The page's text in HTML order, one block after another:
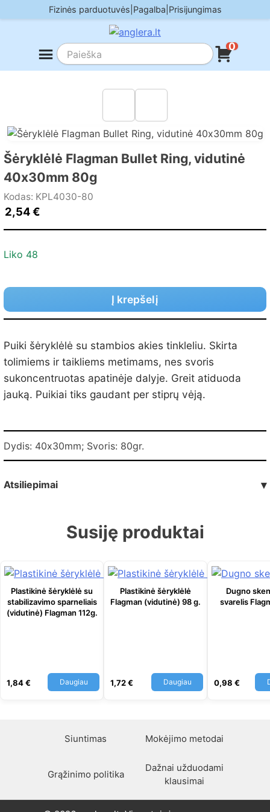
to
Fizinės parduotuvės Pagalba Prisijungimas
0
Šėryklėlė Flagman Bullet Ring, vidutinė
40х30mm 80g
Kodas: KPL4030-80
2,54€
Liko 48
Į krepšelį
Puiki šėryklėlė su stambios akies tinkleliu. Skirta
tolimiems ir taikliems metimams, nes svoris
sukoncentruotas apatinėje dalyje. Greit atiduoda
jauką. Puikiai tiks gaudant per stiprų vėją.
Dydis: 40х30mm; Svoris: 80gr.
Atsiliepimai ▾
Susiję produktai
Plastikinė šėryklėlė su
stabilizavimo sparneliais
(vidutinė) Flagman 112g.
1,84€ Daugiau
Plastikinė šėryklėlė
Flagman (vidutinė) 98 g.
1,72€ Daugiau
Dugno
svarelis
0,98 €
Siuntimas Mokėjimo metodai
Grąžinimo politika
Dažnai užduodami
klausimai